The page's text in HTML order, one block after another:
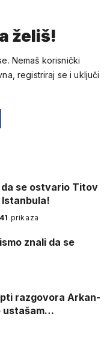
želiš!
Nemaš korisnički
registriraj se i uključi
da se ostvario Titov
prikaza
znali da se
razgovora Arkan-
ustašam…